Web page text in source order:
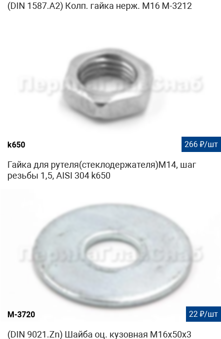
(DIN 1587.A2) Колп. гайка нерж. М16 М-3212
k650 266 ₽/шт
Гайка для рутеля(стеклодержателя)М14, шаг
резьбы 1,5, AISI 304 k650
М-3720 22 ₽/шт
(DIN 9021.Zn) Шайба оц. кузовная М16х50х3